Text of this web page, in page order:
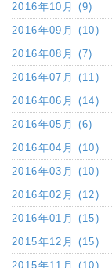
2016年10月 (9)
2016年09月 (10)
2016年08月 (7)
2016年07月 (11)
2016年06月 (14)
2016年05月 (6)
2016年04月 (10)
2016年03月 (10)
2016年02月 (12)
2016年01月 (15)
2015年12月 (15)
2015年11月 (10)